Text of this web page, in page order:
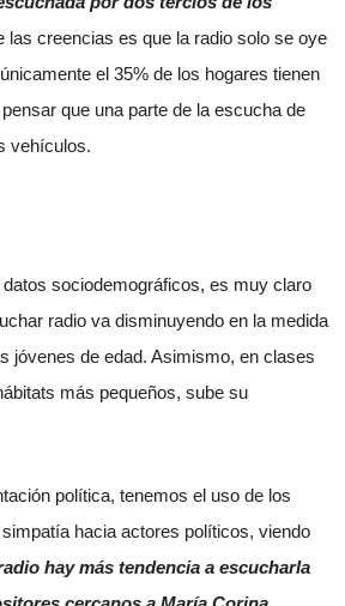
las creencias es que la radio solo se oye
el 35% de los hogares tienen
que una parte de la escucha de
vehículos.
sociodemográficos, es muy claro
radio va disminuyendo en la medida
jóvenes de edad. Asimismo, en clases
más pequeños, sube su
política, tenemos el uso de los
hacia actores políticos, viendo
hay más tendencia a escucharla